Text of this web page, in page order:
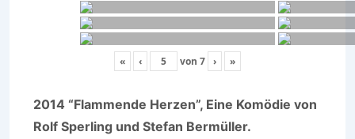
« ‹ von 7 › »
2014 “Flammende Herzen”, Eine Komödie von
Rolf Sperling und Stefan Bermüller.